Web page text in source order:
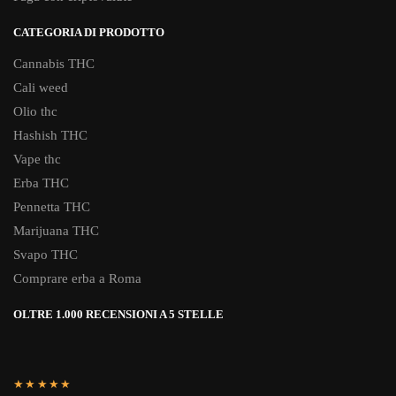
CATEGORIA DI PRODOTTO
Cannabis THC
Cali weed
Olio thc
Hashish THC
Vape thc
Erba THC
Pennetta THC
Marijuana THC
Svapo THC
Comprare erba a Roma
OLTRE 1.000 RECENSIONI A 5 STELLE
★★★★★